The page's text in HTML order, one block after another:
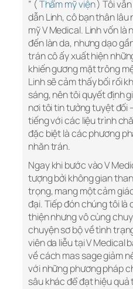
” (Thẩm mỹ viện) Tôi vẫn
dẫn Linh, cô bạn thân lâu
mỹ V Medical. Linh vốn
đến làn da, nhưng dạo
trán cô ấy xuất hiện
khiến gương mặt trông
Linh sẽ cảm thấy bối rối
sáng, nên tôi quyết định
nơi tôi tin tưởng tuyệt đối
tiếng với các liệu trình
đặc biệt là các phương
nhăn trán.
Ngay khi bước vào V
tượng bởi không gian
trọng, mang một cảm
đại. Tiếp đón chúng tôi
thiện nhưng vô cùng
chuyện sơ bộ về tình
viên da liễu tại V Medical
về cách mas sage giảm
với những phương pháp
sâu khác để đạt hiệu quả